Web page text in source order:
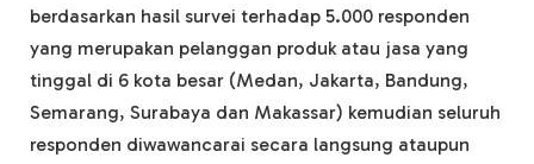
berdasarkan hasil survei terhadap 5.000 responden
yang merupakan pelanggan produk atau jasa yang
tinggal di 6 kota besar (Medan, Jakarta, Bandung,
Semarang, Surabaya dan Makassar) kemudian seluruh
responden diwawancarai secara langsung ataupun